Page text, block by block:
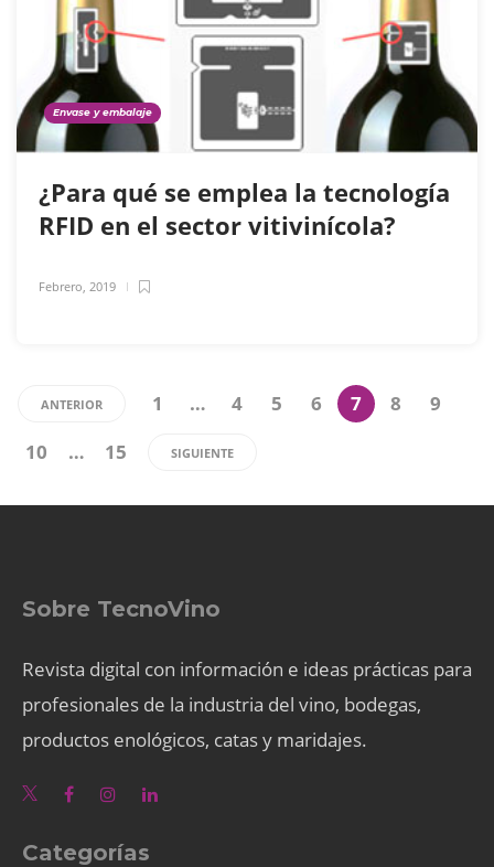
Envase y embalaje
¿Para qué se emplea la tecnología
RFID en el sector vitivinícola?
Febrero, 2019
ANTERIOR 1 … 4 5 6 7 8
9
10
… 15 SIGUIENTE
Sobre TecnoVino
Revista digital con información e ideas prácticas para
profesionales de la industria del vino, bodegas,
productos enológicos, catas y maridajes.
Categorías